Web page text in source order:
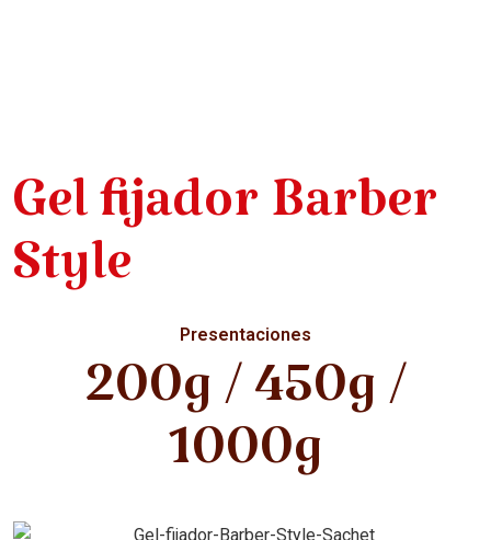
Gel fijador Barber
Style
Presentaciones
200g / 450g /
1000g